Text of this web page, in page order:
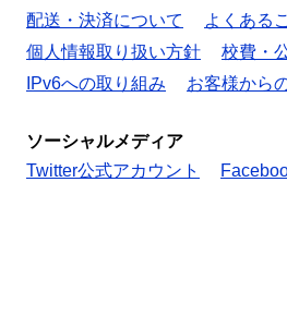
配送・決済について
よくある
個人情報取り扱い方針
校費・
IPv6への取り組み
お客様から
ソーシャルメディア
Twitter公式アカウント